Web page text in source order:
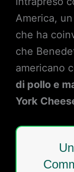
America,
che ha
che
americano
di pollo e
York